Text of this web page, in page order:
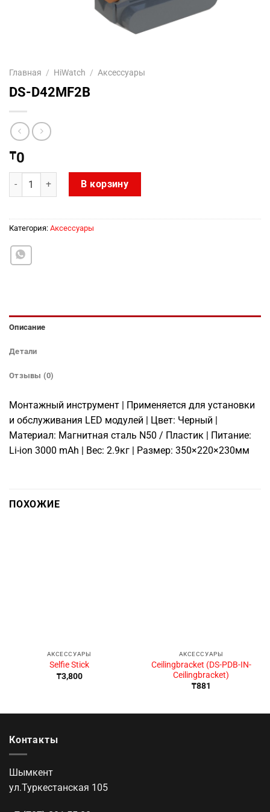
Главная / HiWatch / Аксессуары
DS-D42MF2B
₸0
Количество товара DS-D42MF2B
В корзину
Категория: Аксессуары
Описание
Детали
Отзывы (0)
Монтажный инструмент | Применяется для установки
и обслуживания LED модулей | Цвет: Черный |
Материал: Магнитная сталь N50 / Пластик | Питание:
Li-ion 3000 mAh | Вес: 2.9кг | Размер: 350×220×230мм
ПОХОЖИЕ
АКСЕССУАРЫ
Selfie Stick
₸3,800
АКСЕССУАРЫ
Ceilingbracket (DS-PDB-IN-
Ceilingbracket)
₸881
Контакты
Шымкент
ул.Туркестанская 105